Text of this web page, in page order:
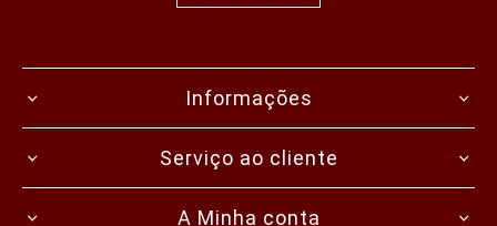
Informações
Serviço ao cliente
A Minha conta